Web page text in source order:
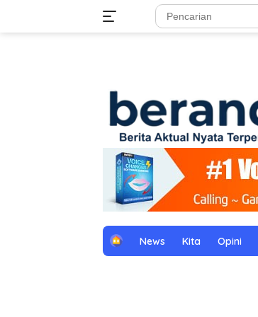
H
News Kita Opini